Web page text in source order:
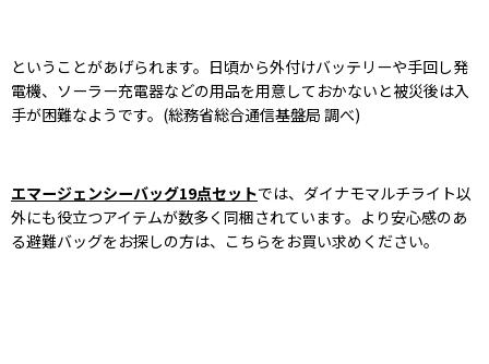
ということがあげられます。日頃から外付けバッテリーや手回し発
電機、ソーラー充電器などの用品を用意しておかないと被災後は入
手が困難なようです。(総務省総合通信基盤局 調べ)
エマージェンシーバッグ19点セットでは、ダイナモマルチライト以
外にも役立つアイテムが数多く同梱されています。より安心感のあ
る避難バッグをお探しの方は、こちらをお買い求めください。